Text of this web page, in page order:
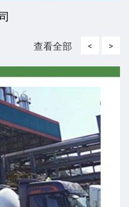
查看全部 < >